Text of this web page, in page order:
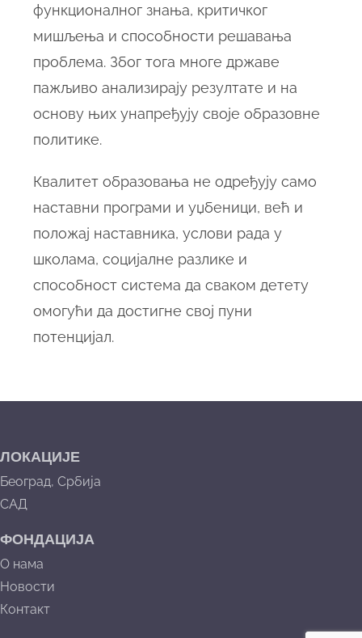
функционалног знања, критичког
мишљења и способности решавања
проблема. Због тога многе државе
пажљиво анализирају резултате и на
основу њих унапређују своје образовне
политике.
Квалитет образовања не одређују само
наставни програми и уџбеници, већ и
положај наставника, услови рада у
школама, социјалне разлике и
способност система да сваком детету
омогући да достигне свој пуни
потенцијал.
ЛОКАЦИЈЕ
Београд, Србија
САД
ФОНДАЦИЈА
О нама
Новости
Контакт